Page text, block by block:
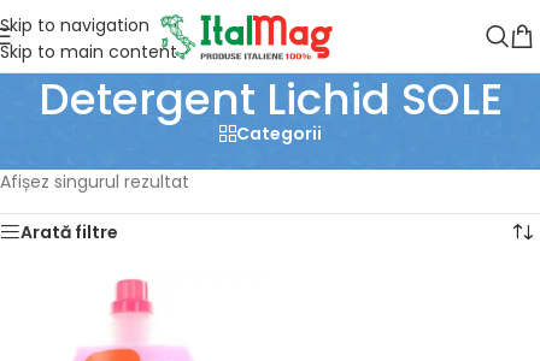
Skip to navigation
Skip to main content
Detergent Lichid SOLE
Categorii
Afișez singurul rezultat
Arată filtre